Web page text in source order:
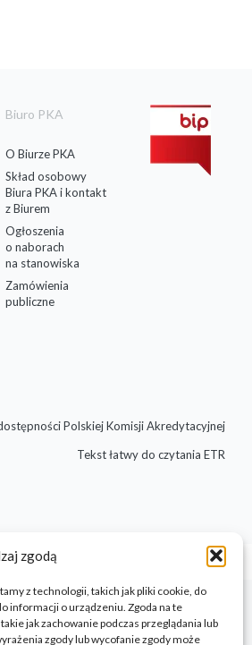
zgodą
z technologii, takich jak pliki cookie, do
informacji o urządzeniu. Zgoda na te
jak zachowanie podczas przeglądania lub
zgody lub wycofanie zgody może
Biuro PKA
O Biurze PKA
Skład osobowy
Biura PKA i kontakt
z Biurem
Ogłoszenia
o naborach
na stanowiska
Zamówienia
publiczne
Polskiej Komisji Akredytacyjnej
Tekst łatwy do czytania ETR